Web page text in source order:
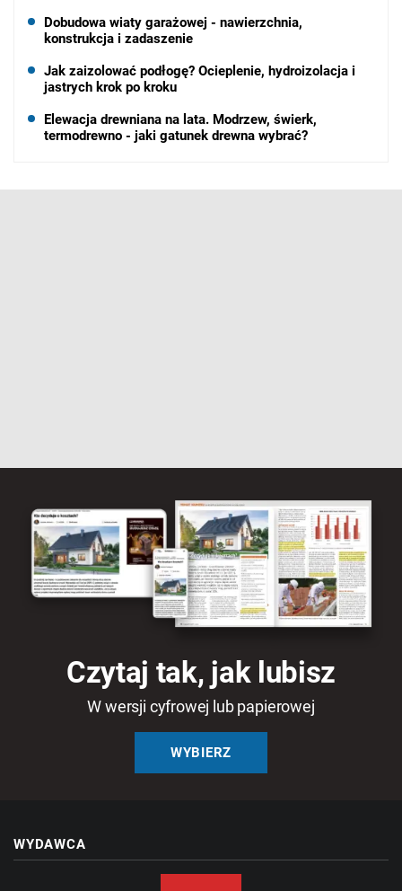
Dobudowa wiaty garażowej - nawierzchnia,
konstrukcja i zadaszenie
Jak zaizolować podłogę? Ocieplenie, hydroizolacja i
jastrych krok po kroku
Elewacja drewniana na lata. Modrzew, świerk,
termodrewno - jaki gatunek drewna wybrać?
Czytaj tak, jak lubisz
W wersji cyfrowej lub papierowej
WYBIERZ
WYDAWCA